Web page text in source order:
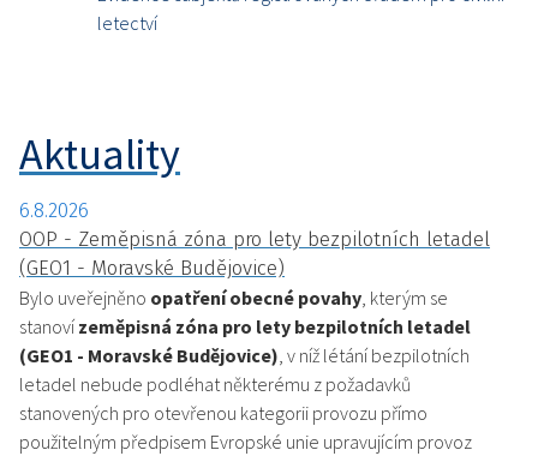
letectví
Aktuality
6.8.2026
OOP - Zeměpisná zóna pro lety bezpilotních letadel
(GEO1 - Moravské Budějovice)
Bylo uveřejněno opatření obecné povahy, kterým se
stanoví zeměpisná zóna pro lety bezpilotních letadel
(GEO1 - Moravské Budějovice), v níž létání bezpilotních
letadel nebude podléhat některému z požadavků
stanovených pro otevřenou kategorii provozu přímo
použitelným předpisem Evropské unie upravujícím provoz